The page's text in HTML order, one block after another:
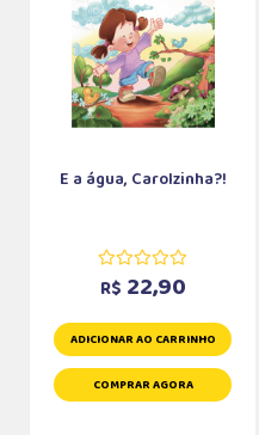
E a água, Carolzinha?!
R$ 22,90
ADICIONAR AO CARRINHO
COMPRAR AGORA